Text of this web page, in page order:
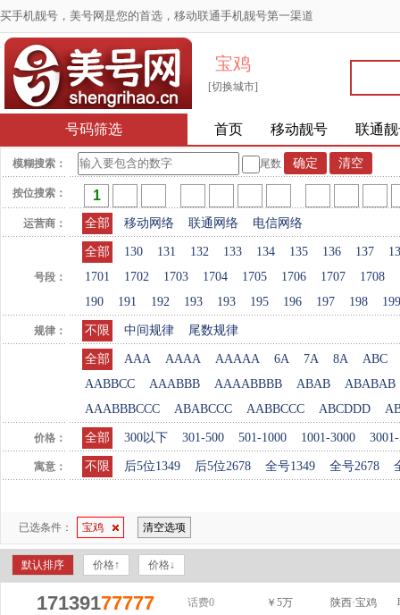
买手机靓号，美号网是您的首选，移动联通手机靓号第一渠道
宝鸡
[切换城市]
号码筛选 首页 移动靓号 联通
模糊搜索： 尾数
按位搜索：
运营商： 全部 移动网络 联通网络 电信网络
号段：
全部 130 131 132 133 134 135 136 137
1701
1702 1703 1704 1705 1706 1707 1708
190
191 192 193 193 195 196 197 198 199
规律： 不限 中间规律 尾数规律
全部 AAA AAAA AAAAA 6A 7A 8A
ABC
AABBCC
AAABBB AAAABBBB ABAB
ABABAB
AAABBBCCC
ABABCCC AABBCCC ABCDDD
价格： 全部 300以下 301-500 501-1000 1001-3000
寓意： 不限 后5位1349 后5位2678 全号1349 全号2678
已选条件： 宝鸡 清空选项
默认排序 价格↑ 价格↓
17139177777 话费0 ￥5万 陕西·宝鸡